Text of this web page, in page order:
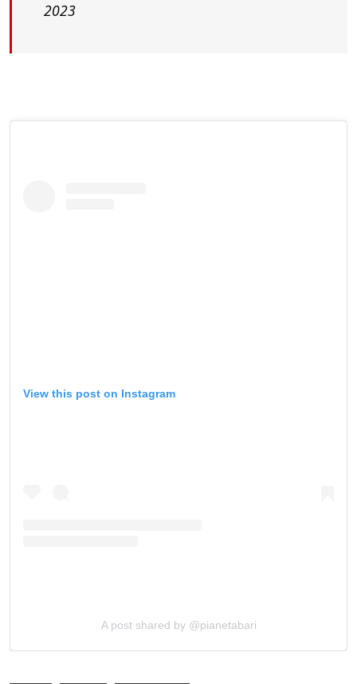
2023
View this post on Instagram
A post shared by @pianetabari